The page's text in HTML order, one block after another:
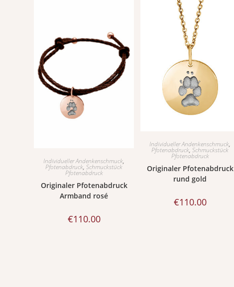
Individueller Andenkenschmuck,
Pfotenabdruck,Schmuckstück
Pfotenabdruck
Originaler Pfotenabdruck
Armband rosé
€110.00
Individueller Andenkenschmuck,
Pfotenabdruck,Schmuckstück
Pfotenabdruck
Originaler Pfotenabdruck
rund gold
€110.00